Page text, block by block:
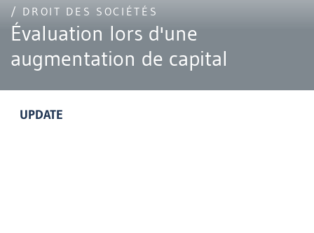
/ DROIT DES SOCIÉTÉS
Évaluation lors d'une
augmentation de capital
UPDATE